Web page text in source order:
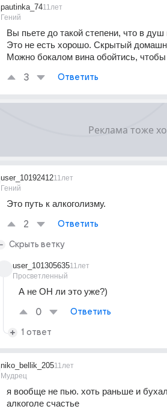
pautinka_74
Гений
11лет
Вы пьете до такой степени, что в душ
Это не есть хорошо. Скрытый
Можно бокалом вина обойтись,
3 Ответить
user_10192412
Гений
11лет
Это путь к алкоголизму.
2 Ответить
Скрыть ветку
user_101305635
Просветленный
11лет
А не ОН ли это уже?)
0 Ответить
1 ответ
niko_bellik_205
Мудрец
11лет
я вообще не пью. хоть раньше и
алкоголе счастье